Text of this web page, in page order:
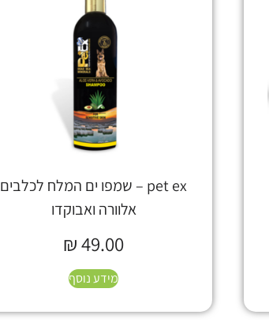
pet ex – שמפו ים המלח לכלבים
אלוורה ואבוקדו
₪49.00
מידע נוסף